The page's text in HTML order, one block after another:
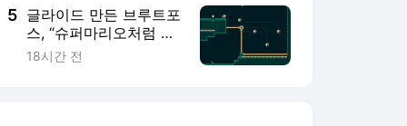
5 글라이드 만든 브루트포
스, “슈퍼마리오처럼 자
연스럽게 세상이 넓어지
18시간 전